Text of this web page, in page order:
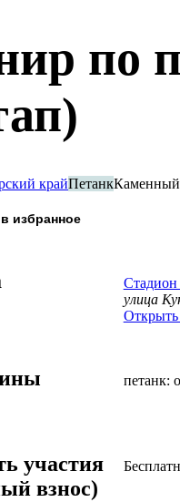
по
крайПетанкКаменный
Стадион
улица
Открыть
петанк:
участия
взнос)